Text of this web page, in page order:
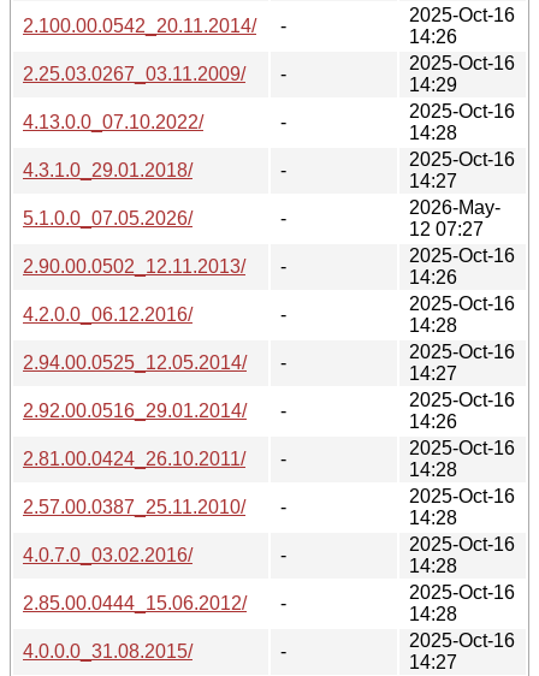
2.100.00.0542_20.11.2014/
-
2025-Oct-16
14:26
2.25.03.0267_03.11.2009/
-
2025-Oct-16
14:29
4.13.0.0_07.10.2022/
-
2025-Oct-16
14:28
4.3.1.0_29.01.2018/
-
2025-Oct-16
14:27
5.1.0.0_07.05.2026/
-
2026-May-
12 07:27
2.90.00.0502_12.11.2013/
-
2025-Oct-16
14:26
4.2.0.0_06.12.2016/
-
2025-Oct-16
14:28
2.94.00.0525_12.05.2014/
-
2025-Oct-16
14:27
2.92.00.0516_29.01.2014/
-
2025-Oct-16
14:26
2.81.00.0424_26.10.2011/
-
2025-Oct-16
14:28
2.57.00.0387_25.11.2010/
-
2025-Oct-16
14:28
4.0.7.0_03.02.2016/
-
2025-Oct-16
14:28
2.85.00.0444_15.06.2012/
-
2025-Oct-16
14:28
4.0.0.0_31.08.2015/
-
2025-Oct-16
14:27